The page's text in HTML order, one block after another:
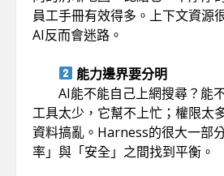
員工手冊有效得多。上下文資源
AI反而會迷路。
能力邊界要分明
AI能不能自己上網搜尋？能
工具太少，它幫不上忙；權限太
資料搞亂。Harness的很大一部
率」與「安全」之間找到平衡。